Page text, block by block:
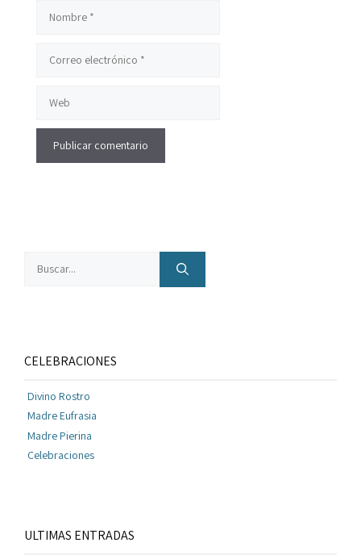
CELEBRACIONES
Divino Rostro
Madre Eufrasia
Madre Pierina
Celebraciones
ULTIMAS ENTRADAS